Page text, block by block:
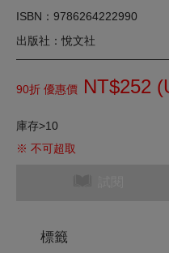
ISBN：9786264222990
出版社：悅文社
90折 優惠價 NT$252 (
庫存>10
※ 不可超取
標籤